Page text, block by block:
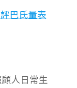
巴氏量表
人日常生